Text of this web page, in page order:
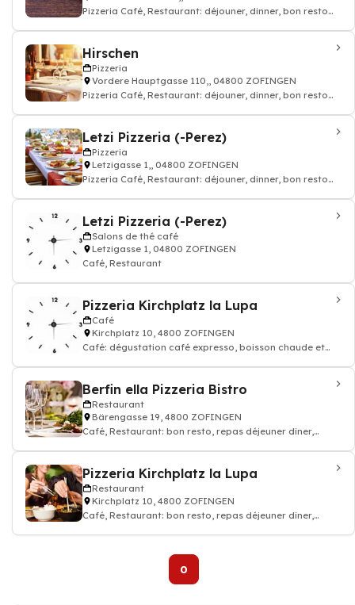
Pizzeria Café, Restaurant: déjouner, dinner, bon resto
Hirschen
Pizzeria
Vordere Hauptgasse 110,, 04800 ZOFINGEN
Pizzeria Café, Restaurant: déjouner, dinner, bon resto
Letzi Pizzeria (-Perez)
Pizzeria
Letzigasse 1,, 04800 ZOFINGEN
Pizzeria Café, Restaurant: déjouner, dinner, bon resto
Letzi Pizzeria (-Perez)
Salons de thé café
Letzigasse 1, 04800 ZOFINGEN
Café, Restaurant
Pizzeria Kirchplatz la Lupa
Café
Kirchplatz 10, 4800 ZOFINGEN
Café: dégustation café expresso, boisson chaude et
Berfin ella Pizzeria Bistro
Restaurant
Bärengasse 19, 4800 ZOFINGEN
Café, Restaurant: bon resto, repas déjeuner dîner,
Pizzeria Kirchplatz la Lupa
Restaurant
Kirchplatz 10, 4800 ZOFINGEN
Café, Restaurant: bon resto, repas déjeuner dîner,
0